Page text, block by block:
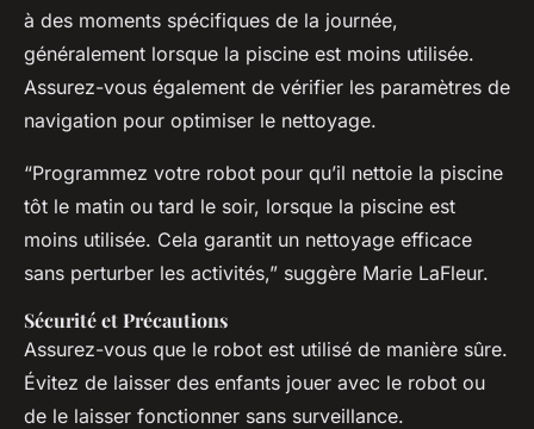
à des moments spécifiques de la journée,
généralement lorsque la piscine est moins utilisée.
Assurez-vous également de vérifier les paramètres de
navigation pour optimiser le nettoyage.
“Programmez votre robot pour qu’il nettoie la piscine
tôt le matin ou tard le soir, lorsque la piscine est
moins utilisée. Cela garantit un nettoyage efficace
sans perturber les activités,” suggère Marie LaFleur.
Sécurité et Précautions
Assurez-vous que le robot est utilisé de manière sûre.
Évitez de laisser des enfants jouer avec le robot ou
de le laisser fonctionner sans surveillance.